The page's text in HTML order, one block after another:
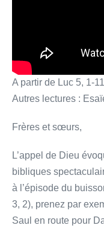
A partir de Luc 5, 1-11
Autres lectures :
Frères et sœurs,
L’appel de Dieu
bibliques
à l’épisode du
3, 2), prenez par
Saul en route pour